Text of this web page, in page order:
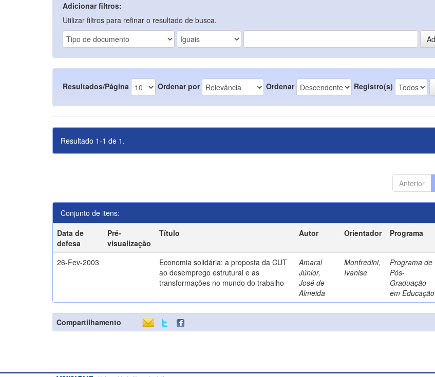
Adicionar filtros:
Utilizar filtros para refinar o resultado de busca.
Resultados/Página Ordenar por Ordenar Registro(s)
Resultado 1-1 de 1.
Anterior
Conjunto de itens:
Data de
defesa
Pré-
visualização
Título Autor Orientador Programa
26-Fev-2003
Economia solidária: a proposta da CUT
ao desemprego estrutural e as
transformações no mundo do trabalho
Amaral
Júnior,
José de
Almeida
Monfredini,
Ivanise
Programa de
Pós-
Graduação
em Educação
Compartilhamento